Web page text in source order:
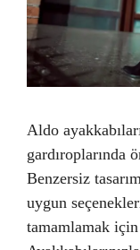
Aldo
gardıroplarında
Benzersiz
uygun
tamamlamak